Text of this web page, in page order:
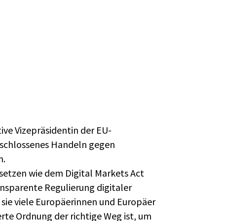
Vizepräsidentin der EU-
Handeln gegen
wie dem Digital Markets Act
Regulierung digitaler
viele Europäerinnen und Europäer
Ordnung der richtige Weg ist, um